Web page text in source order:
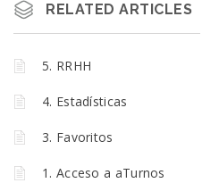
RELATED ARTICLES
5. RRHH
4. Estadísticas
3. Favoritos
1. Acceso a aTurnos